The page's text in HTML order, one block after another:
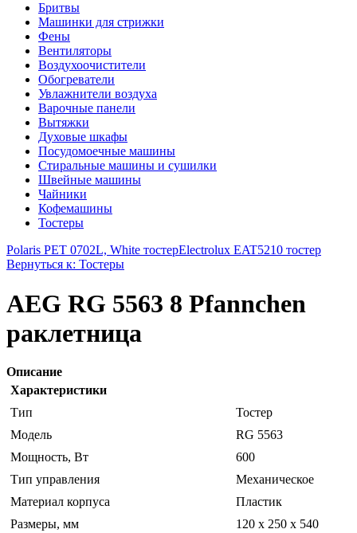
Бритвы
Машинки для стрижки
Фены
Вентиляторы
Воздухоочистители
Обогреватели
Увлажнители воздуха
Варочные панели
Вытяжки
Духовые шкафы
Посудомоечные машины
Стиральные машины и сушилки
Швейные машины
Чайники
Кофемашины
Тостеры
Polaris PET 0702L, White тостерElectrolux EAT5210 тостер
Вернуться к: Тостеры
AEG RG 5563 8 Pfannchen
раклетница
Описание
Характеристики
Тип
Тостер
Модель
RG 5563
Мощность, Вт
600
Тип управления
Механическое
Материал корпуса
Пластик
Размеры, мм
120 x 250 x 540